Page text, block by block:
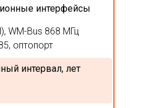
интерфейсы
интервал, лет
WM-Bus 868 МГц
оптопорт